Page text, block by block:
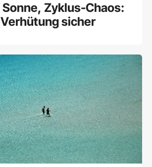
Zyklus-Chaos:
sicher